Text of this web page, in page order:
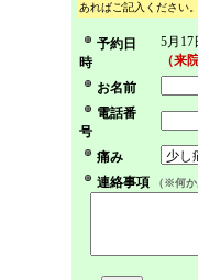
あればご記入ください。
予約日
時
5月17
（来
お名前
電話番
号
痛み
連絡事項
（※何か